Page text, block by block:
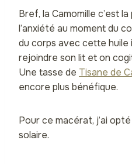
Bref, la Camomille c’est
l’anxiété au moment du
du corps avec cette
rejoindre son lit et on
Une tasse de Tisane de
encore plus bénéfique.
Pour ce macérat, j’ai
solaire.